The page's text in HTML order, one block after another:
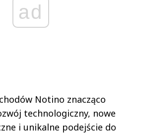
ad
Notino znacząco
technologiczny, nowe
i unikalne podejście do